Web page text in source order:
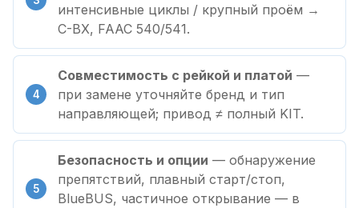
интенсивные циклы / крупный проём →
C-BX, FAAC 540/541.
Совместимость с рейкой и платой —
при замене уточняйте бренд и тип
направляющей; привод ≠ полный KIT.
Безопасность и опции — обнаружение
препятствий, плавный старт/стоп,
BlueBUS, частичное открывание — в